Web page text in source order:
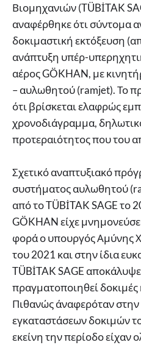
Βιομηχανιών (TÜBİTAK
αναφέρθηκε ότι σύντομα
δοκιμαστική εκτόξευση
ανάπτυξη υπέρ-
αέρος GÖKHAN, με
– αυλωθητού (ramjet). Το
ότι βρίσκεται ελαφρώς
χρονοδιάγραμμα,
προτεραιότητος που του
Σχετικό αναπτυξιακό
συστήματος αυλωθητού
από το TÜBİTAK SAGE το
GÖKHAN είχε
φορά ο υπουργός Αμύνης
του 2021 και στην ίδια
TÜBİTAK SAGE αποκάλυψε
πραγματοποιηθεί
Πιθανώς άναφερόταν
εγκαταστάσεων δοκιμών
εκείνη την περίοδο είχαν